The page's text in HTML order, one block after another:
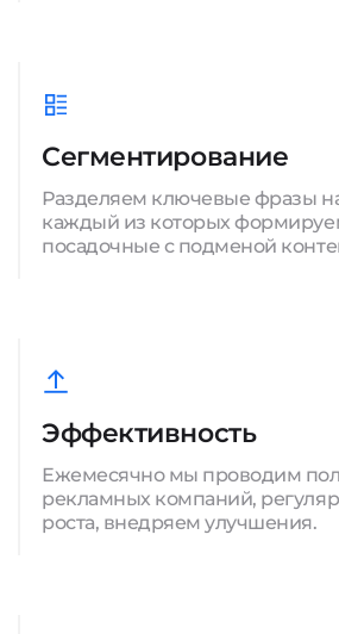
Сегментирование
Разделяем ключевые фразы
каждый из которых
посадочные с подменой
Эффективность
Ежемесячно мы проводим
рекламных компаний,
роста, внедряем улучшения.